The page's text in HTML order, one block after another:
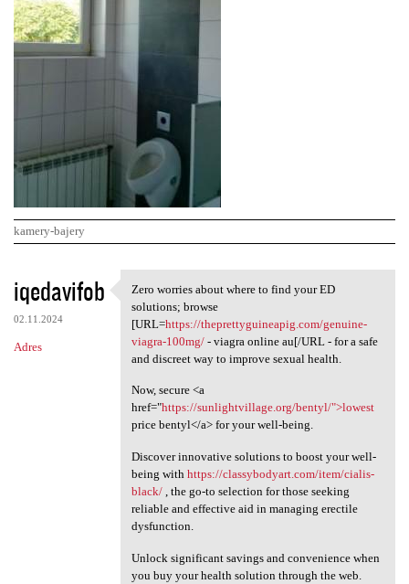
kamery-bajery
K
o
m
e
iqedavifob
02.11.2024
Adres
Zero worries about where to
Zero worries about where to find your ED
solutions; browse
[URL=https://theprettyguineapig.com/genuine-
viagra-100mg/- viagra online au[/URL - for a safe
and discreet way to improve sexual health.
Now, secure <a
href="https://sunlightvillage.org/bentyl/">lowest
price bentyl</a> for your well-being.
Discover innovative solutions to boost your well-
being with https://classybodyart.com/item/cialis-
black/, the go-to selection for those seeking
reliable and effective aid in managing erectile
dysfunction.
Unlock significant savings and convenience when
you buy your health solution through the web.